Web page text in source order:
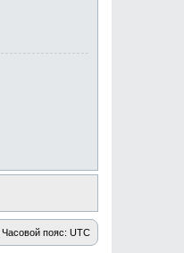
Часовой пояс: UTC